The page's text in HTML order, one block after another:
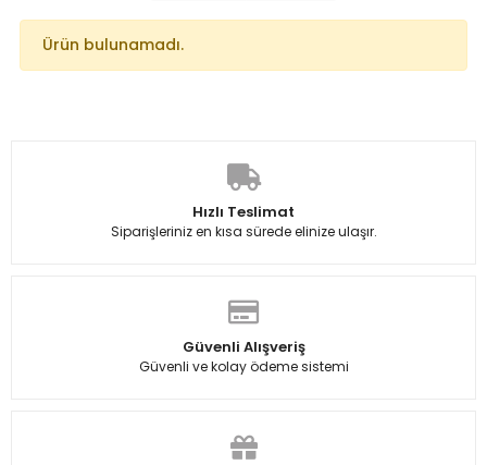
Ürün bulunamadı.
Hızlı Teslimat
Siparişleriniz en kısa sürede elinize ulaşır.
Güvenli Alışveriş
Güvenli ve kolay ödeme sistemi